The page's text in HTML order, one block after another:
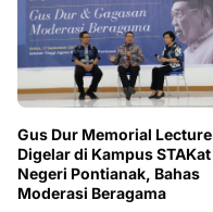
Gus Dur Memorial Lecture
Digelar di Kampus STAKat
Negeri Pontianak, Bahas
Moderasi Beragama